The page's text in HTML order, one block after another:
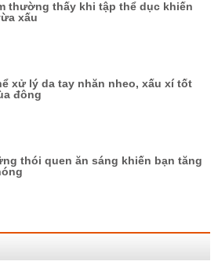
thường thấy khi tập thể dục khiến
xấu
xử lý da tay nhăn nheo, xấu xí tốt
đông
thói quen ăn sáng khiến bạn tăng